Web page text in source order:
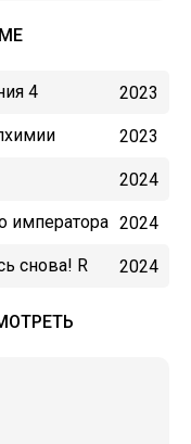
4 2023
2023
2024
императора 2024
снова! R 2024